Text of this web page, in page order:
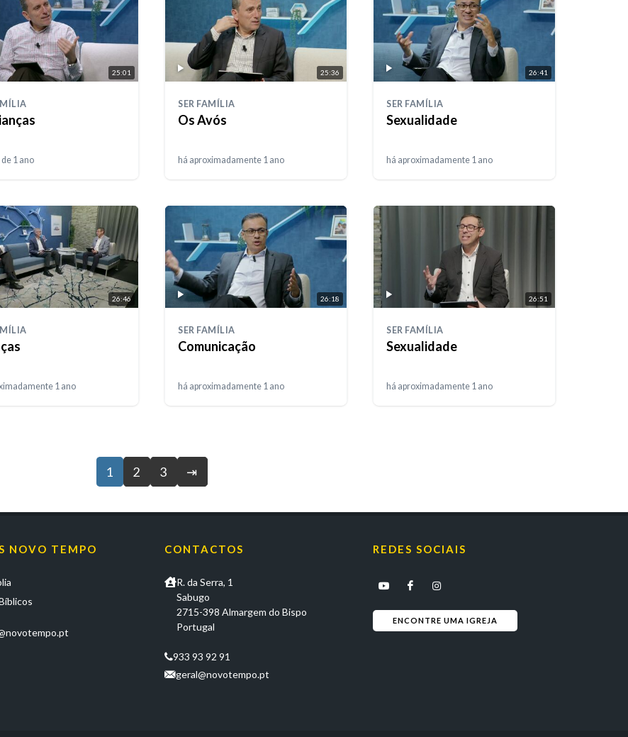
25:01
1 ano
25:36
SER FAMÍLIA
Os Avós
há aproximadamente 1 ano
26:41
SER FAMÍLIA
Sexualidade
há aproximadamente 1 ano
26:46
1 ano
26:18
SER FAMÍLIA
Comunicação
há aproximadamente 1 ano
26:51
SER FAMÍLIA
Sexualidade
há aproximadamente 1 ano
1 2 3 ⇥
NOVO TEMPO CONTACTOS
R. da Serra, 1
Sabugo
2715-398 Almargem do Bispo
Portugal
933 93 92 91
geral@novotempo.pt
REDES SOCIAIS
ENCONTRE UMA IGREJA